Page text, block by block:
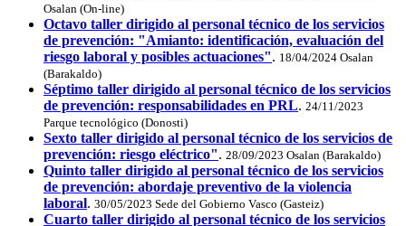
Osalan (On-line)
Octavo taller dirigido al personal técnico de los servicios
de prevención: "Amianto: identificación, evaluación del
riesgo laboral y posibles actuaciones". 18/04/2024 Osalan
(Barakaldo)
Séptimo taller dirigido al personal técnico de los servicios
de prevención: responsabilidades en PRL. 24/11/2023
Parque tecnológico (Donosti)
Sexto taller dirigido al personal técnico de los servicios de
prevención: riesgo eléctrico". 28/09/2023 Osalan (Barakaldo)
Quinto taller dirigido al personal técnico de los servicios
de prevención: abordaje preventivo de la violencia
laboral. 30/05/2023 Sede del Gobierno Vasco (Gasteiz)
Cuarto taller dirigido al personal técnico de los servicios